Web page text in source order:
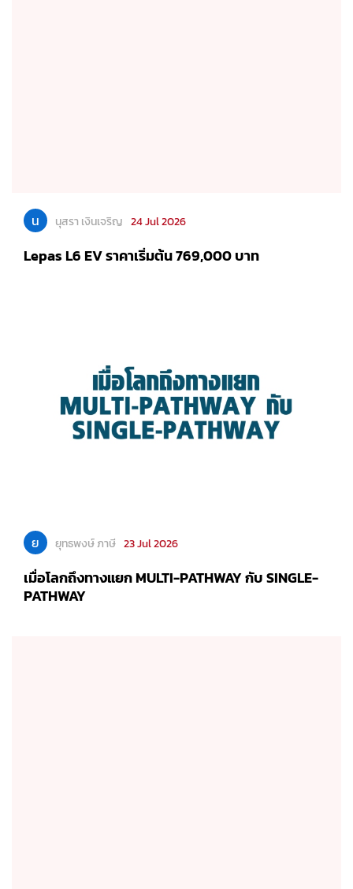
น นุสรา เงินเจริญ 24 Jul 2026
Lepas L6 EV ราคาเริ่มต้น 769,000 บาท
ย ยุทธพงษ์ ภาษี 23 Jul 2026
เมื่อโลกถึงทางแยก MULTI-PATHWAY กับ SINGLE-
PATHWAY